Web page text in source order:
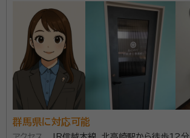
群馬県に対応可能